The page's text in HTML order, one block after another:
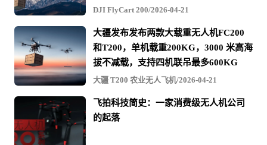
DJI FlyCart 200/2026-04-21
大疆发布发布两款大载重无人机FC200
和T200，单机载重200KG，3000 米高海
拔不减载，支持四机联吊最多600KG
大疆 T200 农业无人飞机/2026-04-21
飞拍科技简史：一家消费级无人机公司
的起落